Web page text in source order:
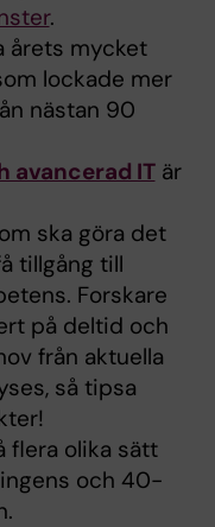
.
årets mycket
lockade mer
nästan 90
avancerad ITär
ska göra det
tillgång till
Forskare
på deltid och
från aktuella
så tipsa
flera olika sätt
och 40-